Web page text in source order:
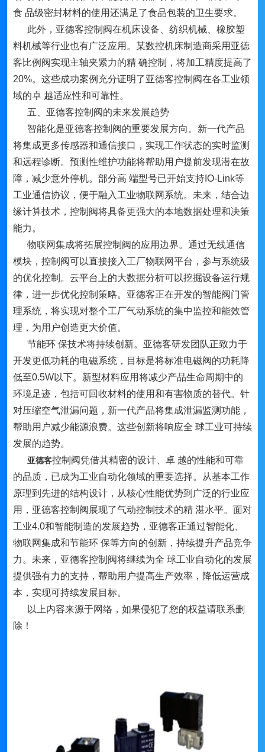
食 品级密封材料的使用还满足了食品包装的卫生要求。
此外，亚德客控制阀在机床设备、纺织机械、橡胶塑
料机械等行业也有广泛应用。某数控机床制造商采用亚德
客比例阀实现主轴夹紧力的精 确控制，将加工精度提高了
20%。这些成功案例充分证明了亚德客控制阀在各工业领
域的卓 越适应性和可靠性。
五、亚德客控制阀的未来发展趋势
智能化是亚德客控制阀的重要发展方向。新一代产品
将集成更多传感器和通信接口，实现工作状态的实时监测
和远程诊断。预测性维护功能将帮助用户提前发现潜在故
障，减少意外停机。部分高 端型号已开始支持IO-Link等
工业通信协议，便于融入工业物联网系统。未来，结合边
缘计算技术，控制阀将具备更强大的本地数据处理和决策
能力。
物联网集成将拓展控制阀的应用边界。通过无线通信
模块，控制阀可以直接接入工厂物联网平台，参与系统级
的优化控制。云平台上的大数据分析可以挖掘设备运行规
律，进一步优化控制策略。亚德客正在开发的智能阀门管
理系统，将实现对整个工厂气动系统的集中监控和能效管
理，为用户创造更大价值。
节能环 保技术将持续创新。亚德客研发团队正致力于
开发更低功耗的电磁系统，目标是将标准电磁阀的功耗降
低至0.5W以下。新型材料应用将减少产品生命周期中的
环境足迹，包括可回收材料的使用和有害物质的替代。针
对压缩空气泄漏问题，新一代产品将集成泄漏监测功能，
帮助用户减少能源浪费。这些创新将响应全 球工业可持续
发展的趋势。
亚德客控制阀凭借其精密的设计、卓 越的性能和可靠
的品质，已成为工业自动化领域的重要选择。从基本工作
原理到先进的结构设计，从核心性能优势到广泛的行业应
用，亚德客控制阀展现了气动控制技术的精 湛水平。面对
工业4.0和智能制造的发展趋势，亚德客正通过智能化、
物联网集成和节能环 保等方向的创新，持续提升产品竞争
力。未来，亚德客控制阀将继续为全 球工业自动化的发展
提供强有力的支持，帮助用户提高生产效率，降低运营成
本，实现可持续发展目标。
以上内容来源于网络，如果侵犯了您的权益请联系删
除！